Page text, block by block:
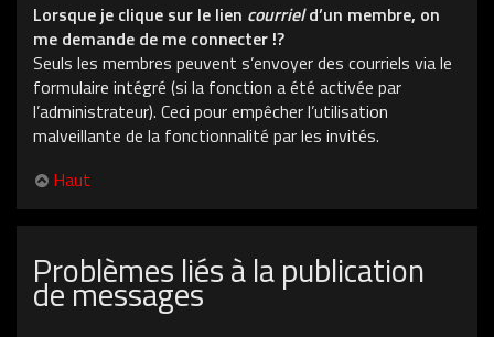
Lorsque je clique sur le lien courrield’un membre, on
me demande de me connecter !?
Seuls les membres peuvent s’envoyer des courriels via le
formulaire intégré (si la fonction a été activée par
l’administrateur). Ceci pour empêcher l’utilisation
malveillante de la fonctionnalité par les invités.
Haut
Problèmes liés à la publication
de messages